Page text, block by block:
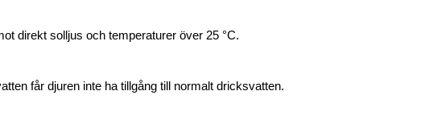
direkt solljus och temperaturer över 25 °C.
får djuren inte ha tillgång till normalt dricksvatten.